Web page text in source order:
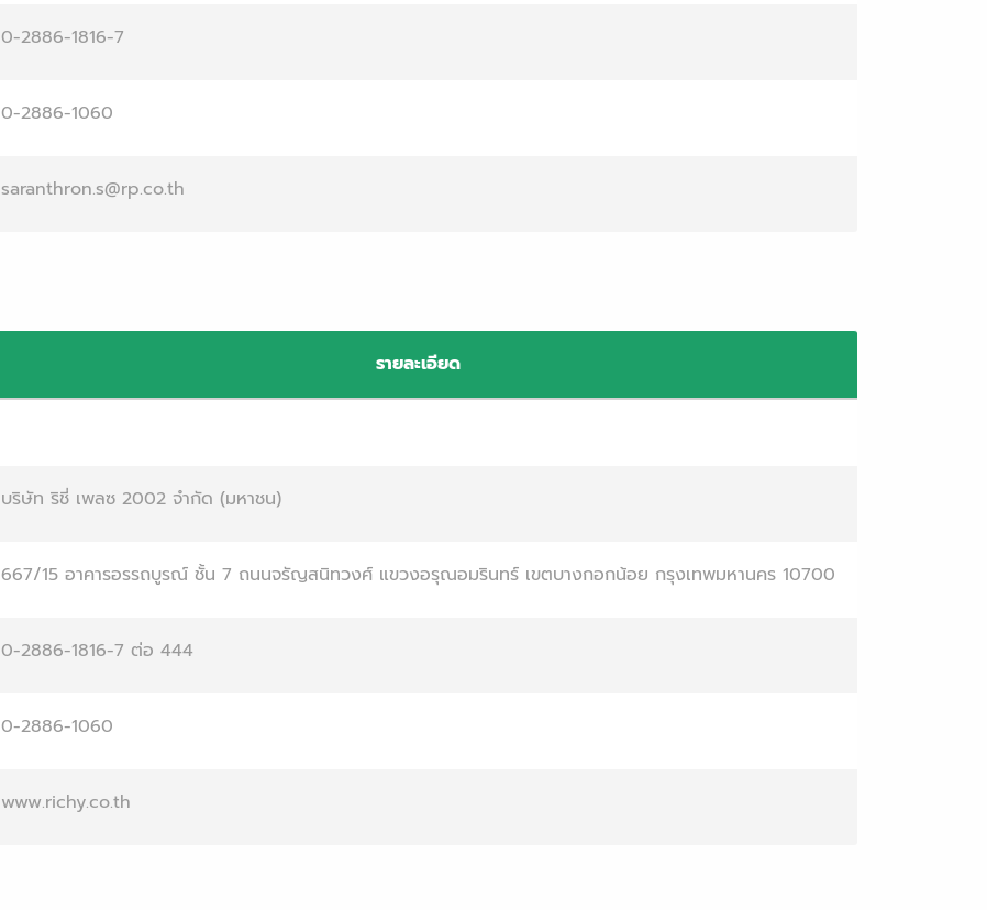
0-2886-1816-7
0-2886-1060
saranthron.s@rp.co.th
รายละเอียด
บริษัท ริชี่ เพลซ 2002 จำกัด (มหาชน)
667/15 อาคารอรรถบูรณ์ ชั้น 7 ถนนจรัญสนิทวงศ์ แขวงอรุณอมรินทร์ เขตบางกอกน้อย กรุงเทพมหานคร 10700
0-2886-1816-7 ต่อ 444
0-2886-1060
www.richy.co.th